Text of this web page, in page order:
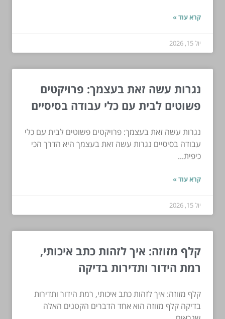
קרא עוד »
יול 15, 2026
נגרות עשה זאת בעצמך: פרויקטים
פשוטים לבית עם כלי עבודה בסיסיים
נגרות עשה זאת בעצמך: פרויקטים פשוטים לבית עם כלי
עבודה בסיסיים נגרות עשה זאת בעצמך היא הדרך הכי
כיפית...
קרא עוד »
יול 15, 2026
קלף מזוזה: איך לזהות כתב איכותי,
רמת הידור ותדירות בדיקה
קלף מזוזה: איך לזהות כתב איכותי, רמת הידור ותדירות
בדיקה קלף מזוזה הוא אחד הדברים הקטנים האלה